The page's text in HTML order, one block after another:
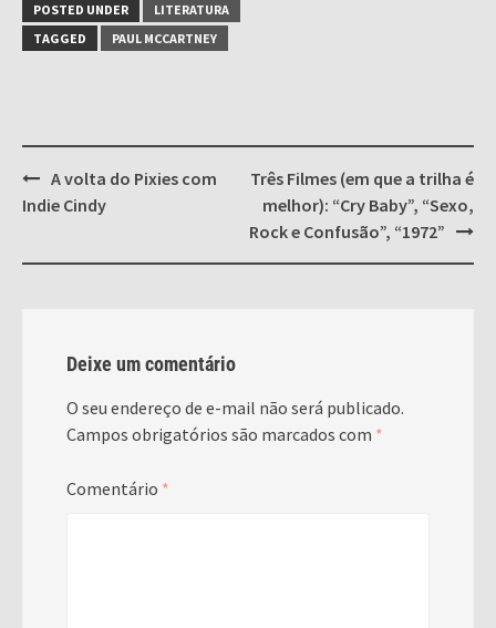
POSTED UNDER
LITERATURA
TAGGED
PAUL MCCARTNEY
Post
navigation
A volta do Pixies com
Indie Cindy
Três Filmes (em que a trilha é
melhor): “Cry Baby”, “Sexo,
Rock e Confusão”, “1972”
Deixe um comentário
O seu endereço de e-mail não será publicado.
Campos obrigatórios são marcados com *
Comentário *